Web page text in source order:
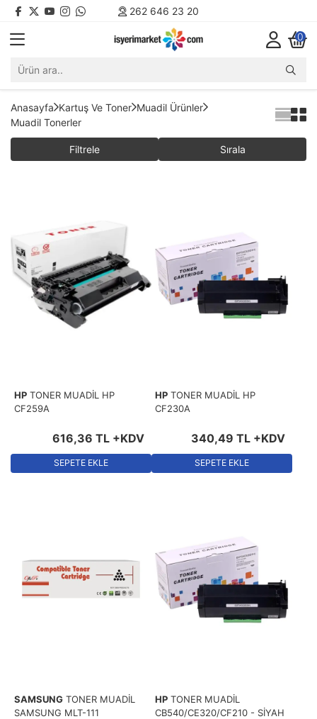
262 646 23 20
0
Anasayfa Kartuş Ve Toner Muadil Ürünler
Muadil Tonerler
Filtrele Sırala
HP TONER MUADİL HP
CF259A
616,36 TL +KDV
SEPETE EKLE
HP TONER MUADİL HP
CF230A
340,49 TL +KDV
SEPETE EKLE
SAMSUNG TONER MUADİL
SAMSUNG MLT-111
HP TONER MUADİL
CB540/CE320/CF210 - SİYAH